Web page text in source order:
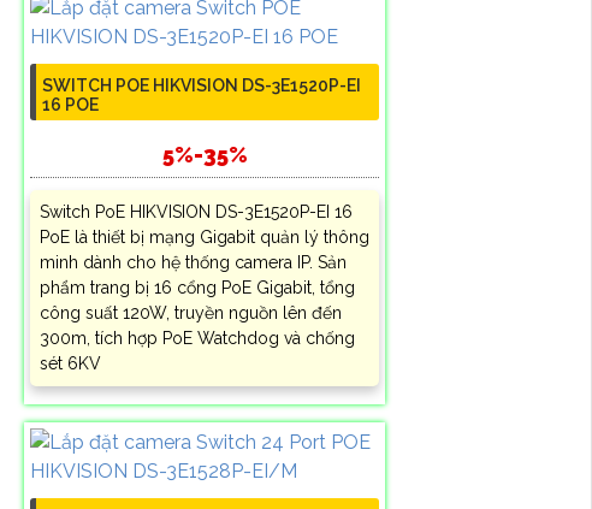
SWITCH POE HIKVISION DS-3E1520P-EI
16 POE
5%-35%
Switch PoE HIKVISION DS-3E1520P-EI 16
PoE là thiết bị mạng Gigabit quản lý thông
minh dành cho hệ thống camera IP. Sản
phẩm trang bị 16 cổng PoE Gigabit, tổng
công suất 120W, truyền nguồn lên đến
300m, tích hợp PoE Watchdog và chống
sét 6KV